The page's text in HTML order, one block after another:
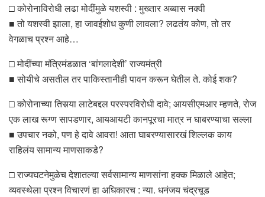
□ कोरोनाविरोधी लढा मोदींमुळे यशस्वी : मुख्तार अब्बास नक्वी
■ तो यशस्वी झाला, हा जावईशोध कुणी लावला? लढतंय कोण, तो तर
वेगळाच प्रश्न आहे…
□ मोदींच्या मंत्रिमंडळात ‘बांगलादेशी’ राज्यमंत्री
■ सोयीचे असतील तर पाकिस्तानीही पावन करून घेतील ते. कोई शक?
□ कोरोनाच्या तिसर्‍या लाटेबद्दल परस्परविरोधी दावे; आयसीएमआर म्हणते, रोज
एक लाख रूग्ण सापडणार, आयआयटी कानपूरचा मात्र न घाबरण्याचा सल्ला
■ उपचार नको, पण हे दावे आवरा! आता घाबरण्यासारखं शिल्लक काय
राहिलंय सामान्य माणसाकडे?
□ राज्यघटनेमुळेच देशातल्या सर्वसामान्य माणसांना हक्क मिळाले आहेत;
व्यवस्थेला प्रश्न विचारणं हा अधिकारच : न्या. धनंजय चंद्रचूड